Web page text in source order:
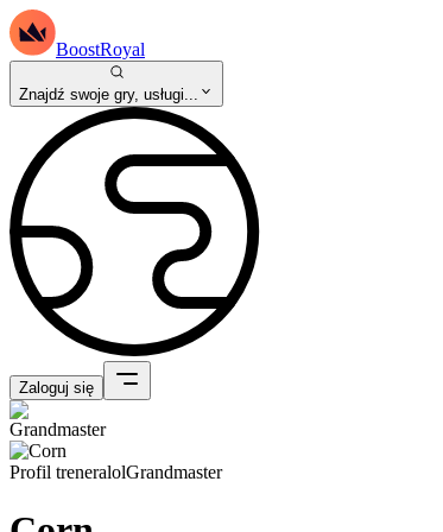
BoostRoyal
Znajdź swoje gry, usługi...
Zaloguj się
Profil treneralolGrandmaster